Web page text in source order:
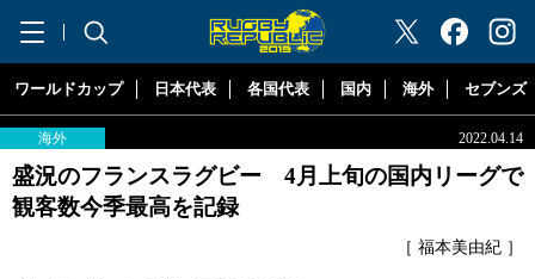
"ラグビーリパブリック"
ワールドカップ 日本代表 各国代表 国内 海外 セブンズ
海外 2022.04.14
盛況のフランスラグビー 4月上旬の国内リーグで
観客数今季最高を記録
［ 福本美由紀 ］